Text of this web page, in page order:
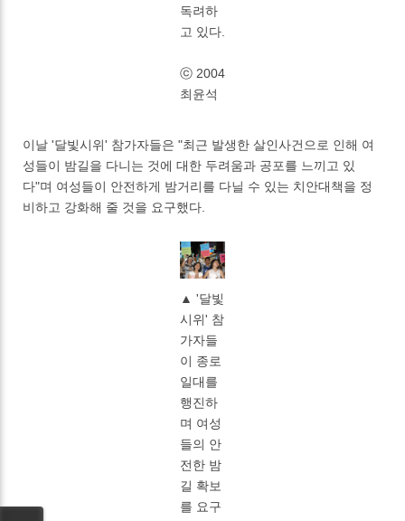
독려하
고 있다.
ⓒ 2004
최윤석
이날 '달빛시위' 참가자들은 "최근 발생한 살인사건으로 인해 여
성들이 밤길을 다니는 것에 대한 두려움과 공포를 느끼고 있
다"며 여성들이 안전하게 밤거리를 다닐 수 있는 치안대책을 정
비하고 강화해 줄 것을 요구했다.
▲ '달빛
시위' 참
가자들
이 종로
일대를
행진하
며 여성
들의 안
전한 밤
길 확보
를 요구